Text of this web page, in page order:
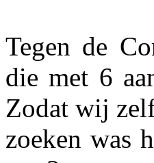
Tegen de
die met 6
Zodat wij
zoeken was